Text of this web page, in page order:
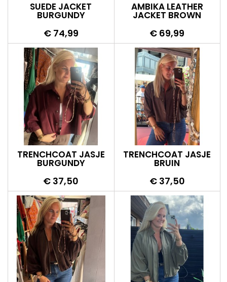
SUEDE JACKET
BURGUNDY
Prijs
€ 74,99
AMBIKA LEATHER
JACKET BROWN
Prijs
€ 69,99
TRENCHCOAT JASJE
BURGUNDY
Prijs
€ 37,50
TRENCHCOAT JASJE
BRUIN
Prijs
€ 37,50